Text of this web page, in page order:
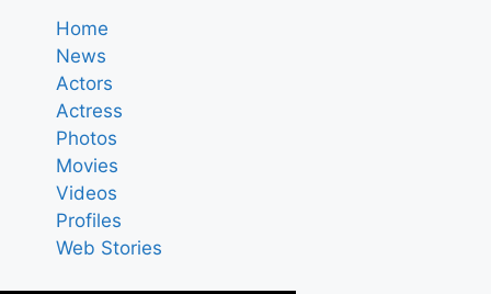
Home
News
Actors
Actress
Photos
Movies
Videos
Profiles
Web Stories